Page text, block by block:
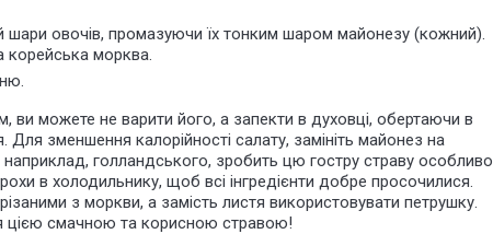
шари овочів, промазуючи їх тонким шаром майонезу (кожний).
корейська морква.
ви можете не варити його, а запекти в духовці, обертаючи в
зменшення калорійності салату, замініть майонез на
голландського, зробить цю гостру страву особливо
в холодильнику, щоб всі інгредієнти добре просочилися.
з моркви, а замість листя використовувати петрушку.
цією смачною та корисною стравою!